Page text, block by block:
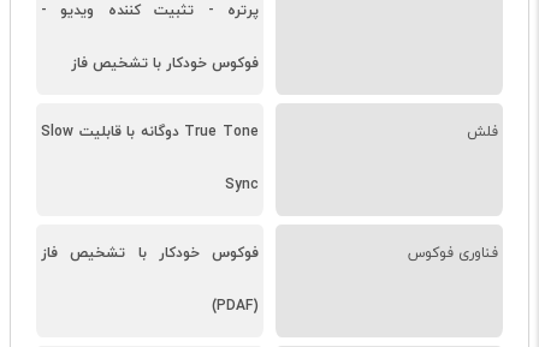
پرتره - تثبیت کننده ویدیو -
فوکوس خودکار با تشخیص فاز
فلش True Tone دوگانه با قابلیت Slow
Sync
فناوری فوکوس فوکوس خودکار با تشخیص فاز
(PDAF)